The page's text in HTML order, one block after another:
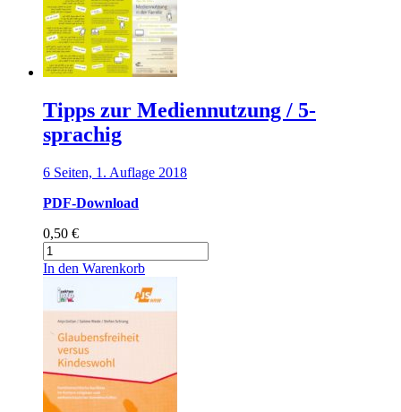
11-
sprachig
Menge
Tipps zur Mediennutzung / 5-
sprachig
6 Seiten, 1. Auflage 2018
PDF-Download
0,50 €
Tipps
zur
5-
sprachig
Menge
In den Warenkorb